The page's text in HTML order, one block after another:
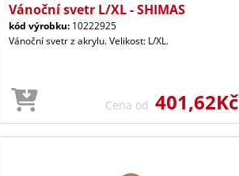
Vánoční svetr L/XL - SHIMAS
kód výrobku: 10222925
Vánoční svetr z akrylu. Velikost: L/XL.
Cena od 401,62Kč